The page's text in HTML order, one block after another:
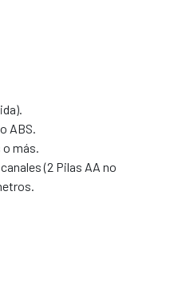
ABS.
o más.
(2 Pilas AA no